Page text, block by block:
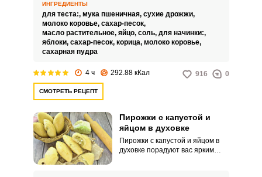
которого находится начинка из
яблок. Они обычно имеют форму
маленьких круглых или
овальных булочек.
ИНГРЕДИЕНТЫ
для теста:, мука пшеничная, сухие дрожжи,
молоко коровье, сахар-песок,
масло растительное, яйцо, соль, для начинки:,
яблоки, сахар-песок, корица, молоко коровье,
сахарная пудра
4 ч 292.88 кКал 916 0
СМОТРЕТЬ РЕЦЕПТ
Пирожки с капустой и
яйцом в духовке
Пирожки с капустой и яйцом в
духовке порадуют вас ярким